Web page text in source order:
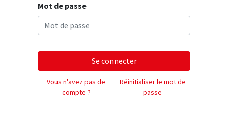
Mot de passe
Se connecter
Vous n'avez pas de
compte ?
Réinitialiser le mot de
passe